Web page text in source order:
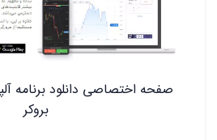
صفحه اختصاصی دانلود برنامه
بروکر